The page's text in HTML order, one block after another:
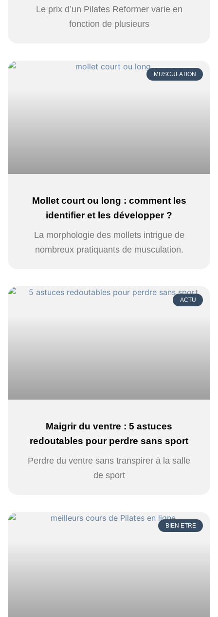
Le prix d’un Pilates Reformer varie en
fonction de plusieurs
MUSCULATION
Mollet court ou long : comment les
identifier et les développer ?
La morphologie des mollets intrigue de
nombreux pratiquants de musculation.
ACTU
Maigrir du ventre : 5 astuces
redoutables pour perdre sans sport
Perdre du ventre sans transpirer à la salle
de sport
BIEN ETRE